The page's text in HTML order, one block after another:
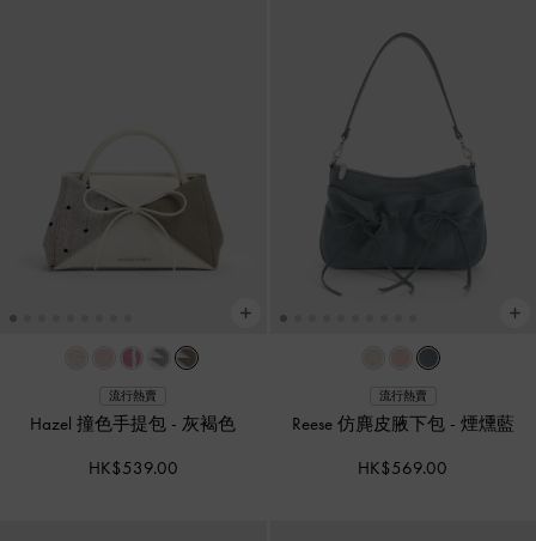
流行熱賣
Hazel 撞色手提包 - 灰褐色
HK$539.00
流行熱賣
Reese 仿麂皮腋下包 - 煙燻藍
HK$569.00